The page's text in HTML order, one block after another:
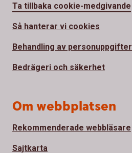
Ta tillbaka cookie-medgivande
Så hanterar vi cookies
Behandling av personuppgifter
Bedrägeri och säkerhet
Om webbplatsen
Rekommenderade webbläsare
Sajtkarta